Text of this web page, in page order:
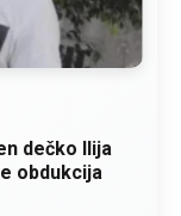
kupala,
po